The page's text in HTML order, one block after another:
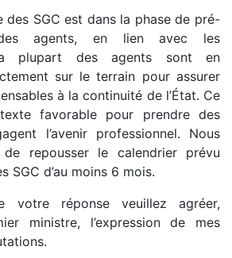
des SGC est dans la phase de pré-
des agents, en lien avec les
plupart des agents sont en
sur le terrain pour assurer
à la continuité de l’État. Ce
favorable pour prendre des
l’avenir professionnel. Nous
de repousser le calendrier prévu
SGC d’au moins 6 mois.
votre réponse veuillez agréer,
ministre, l’expression de mes